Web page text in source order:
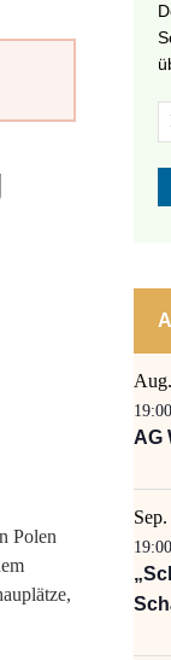
Polen
Aug.
19:00
AG
Sep.
19:00